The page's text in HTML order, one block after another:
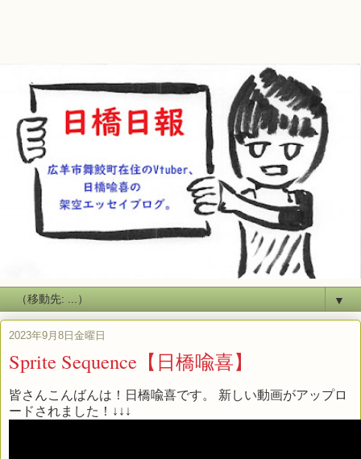
▼
2023年9月8日金曜日
Sprite Sequence【日橋喩喜】
皆さんこんばんは！日橋喩喜です。 新しい動画がアップロ
ードされました！↓↓↓